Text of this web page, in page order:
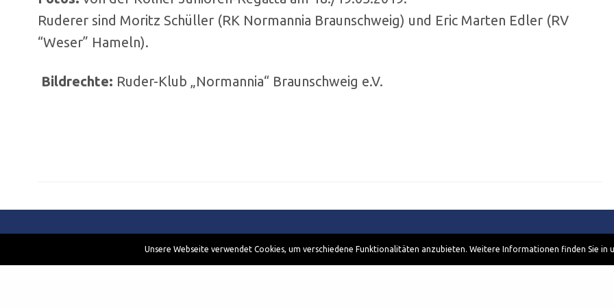
Ruderer sind Moritz Schüller (RK Normannia Braunschweig) und Eric Marten Edler (RV
“Weser” Hameln).
Bildrechte: Ruder-Klub „Normannia“ Braunschweig e.V.
Unsere Webseite verwendet Cookies, um verschiedene Funktionalitäten anzubieten. Weitere Informationen finden Sie in